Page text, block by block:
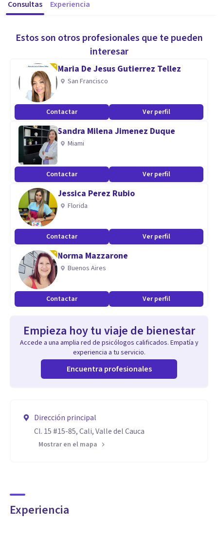
Consultas Experiencia
Estos son otros profesionales que te pueden
interesar
Maria De Jesus Gutierrez Tellez
San Francisco
Contactar Ver perfil
Sandra Milena Jimenez Duque
Miami
Contactar Ver perfil
Jessica Perez Rubio
Florida
Contactar Ver perfil
Norma Mazzarone
Buenos Aires
Contactar Ver perfil
Empieza hoy tu viaje de bienestar
Accede a una amplia red de psicólogos calificados. Empatía y
experiencia a tu servicio.
Encuentra profesionales
Dirección principal
Cl. 15 #15-85, Cali, Valle del Cauca
Mostrar en el mapa
Experiencia